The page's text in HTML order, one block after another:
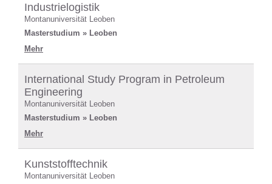
Industrielogistik
Montanuniversität Leoben
Masterstudium » Leoben
Mehr
International Study Program in Petroleum
Engineering
Montanuniversität Leoben
Masterstudium » Leoben
Mehr
Kunststofftechnik
Montanuniversität Leoben